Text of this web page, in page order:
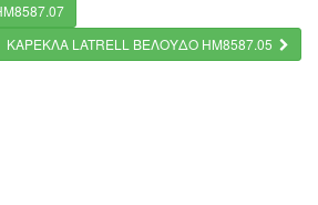
ΚΑΡΕΚΛΑ LATRELL ΒΕΛΟΥΔΟ HM8587.05